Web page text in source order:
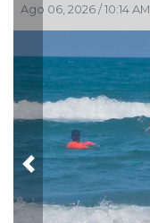
Ago 06, 2026 / 10:14 AM
Previous